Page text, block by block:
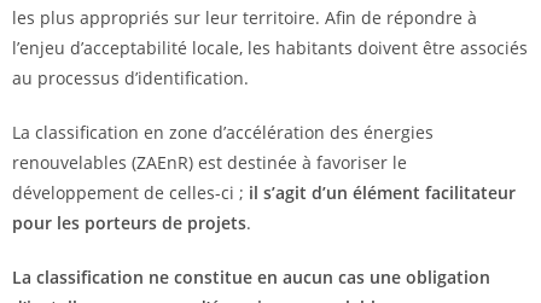
les plus appropriés sur leur territoire. Afin de répondre à
l’enjeu d’acceptabilité locale, les habitants doivent être associés
au processus d’identification.
La classification en zone d’accélération des énergies
renouvelables (ZAEnR) est destinée à favoriser le
développement de celles-ci ; il s’agit d’un élément facilitateur
pour les porteurs de projets.
La classification ne constitue en aucun cas une obligation